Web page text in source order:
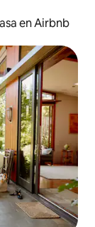
en Airbnb